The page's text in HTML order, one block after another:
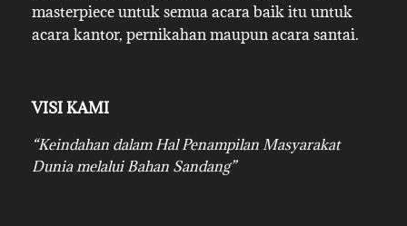
masterpiece untuk semua acara baik itu untuk
acara kantor, pernikahan maupun acara santai.
VISI KAMI
“Keindahan dalam Hal Penampilan Masyarakat
Dunia melalui Bahan Sandang”